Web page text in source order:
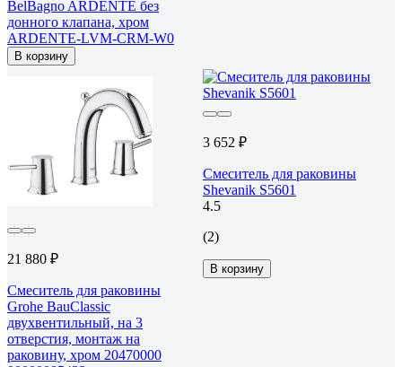
BelBagno ARDENTE без
донного клапана, хром
ARDENTE-LVM-CRM-W0
В корзину
21 880 ₽
Смеситель для раковины
Grohe BauClassic
двухвентильный, на 3
отверстия, монтаж на
раковину, хром 20470000
3 652 ₽
Смеситель для раковины
Shevanik S5601
4.5
(2)
В корзину